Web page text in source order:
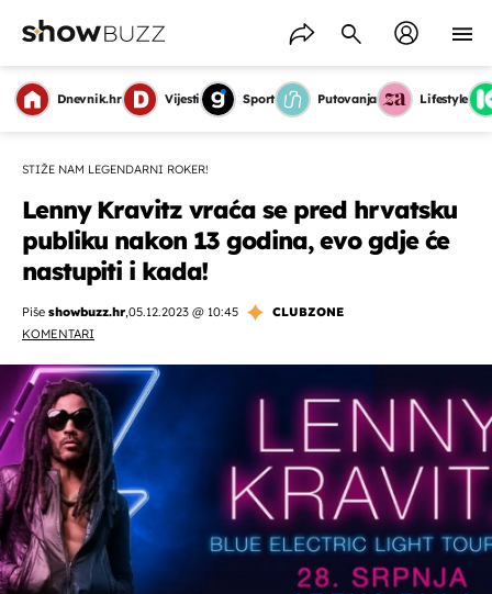
Dnevnik.hr Vijesti Sport Putovanja Lifestyle
STIŽE NAM LEGENDARNI ROKER!
Lenny Kravitz vraća se pred hrvatsku
publiku nakon 13 godina, evo gdje će
nastupiti i kada!
Piše showbuzz.hr,05.12.2023 @ 10:45
CLUBZONE
KOMENTARI
OMOGUĆI OBAVIJESTI